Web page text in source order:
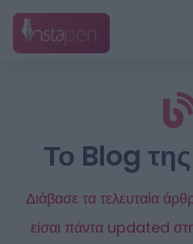
Το Blog
Διάβασε τα τελευταία
είσαι πάντα updated